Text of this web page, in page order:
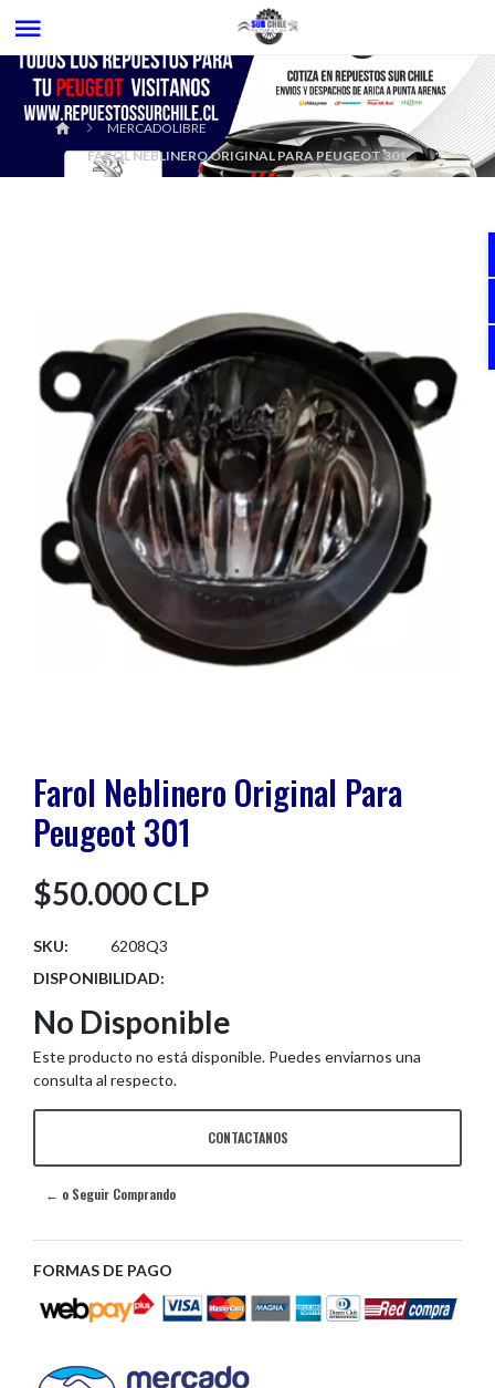
MERCADOLIBRE
FAROL NEBLINERO ORIGINAL PARA PEUGEOT 301
Farol Neblinero Original Para
Peugeot 301
$50.000 CLP
SKU:
6208Q3
DISPONIBILIDAD:
No Disponible
Este producto no está disponible. Puedes enviarnos una
consulta al respecto.
CONTACTANOS
← o Seguir Comprando
FORMAS DE PAGO